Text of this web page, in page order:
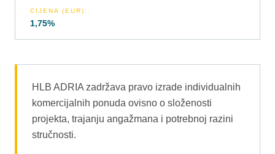
CIJENA (EUR):
1,75%
HLB ADRIA zadržava pravo izrade individualnih
komercijalnih ponuda ovisno o složenosti
projekta, trajanju angažmana i potrebnoj razini
stručnosti.